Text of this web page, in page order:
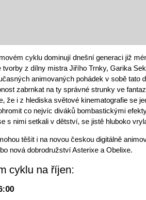
cyklu dominují dnešní generaci již
tvorby z dílny mistra Jiřího Trnky, Garika
animovaných pohádek v sobě tato
zabrnkat na ty správné strunky ve
že i z hlediska světové kinematografie se
co nejvíc diváků bombastickými
s nimi setkali v dětství, se jistě hluboko
těšit i na novou českou digitálně
nová dobrodružství Asterixe a Obelixe.
cyklu na říjen: